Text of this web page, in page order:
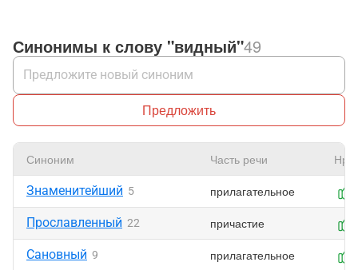
Синонимы к слову "видный"49
Предложить
Синоним Часть речи
Знаменитейший 5 прилагательное
Прославленный 22 причастие
Сановный 9 прилагательное